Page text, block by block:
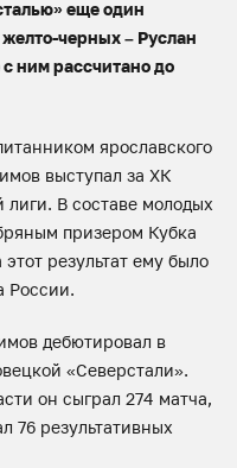
еще один
черных – Руслан
ним рассчитано до
ярославского
выступал за ХК
В составе молодых
призером Кубка
результат ему было
России.
дебютировал в
«Северстали».
он сыграл 274 матча,
76 результативных